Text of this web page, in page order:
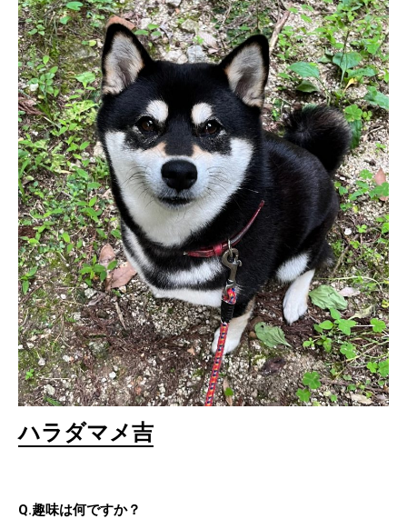
ハラダマメ吉
Q.趣味は何ですか？